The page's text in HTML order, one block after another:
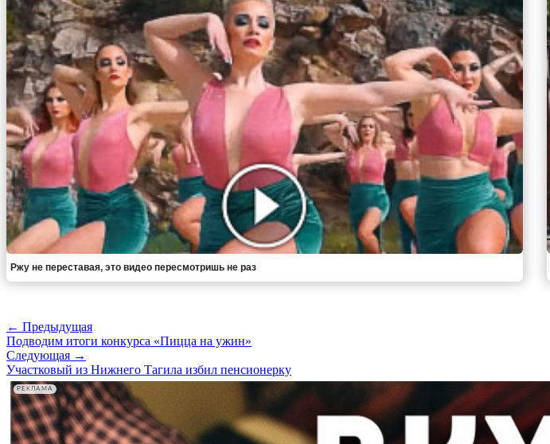
Ржу не переставая, это видео пересмотришь не раз
← Предыдущая
Подводим итоги конкурса «Пицца на ужин»
Следующая →
Участковый из Нижнего Тагила избил пенсионерку
РЕКЛАМА